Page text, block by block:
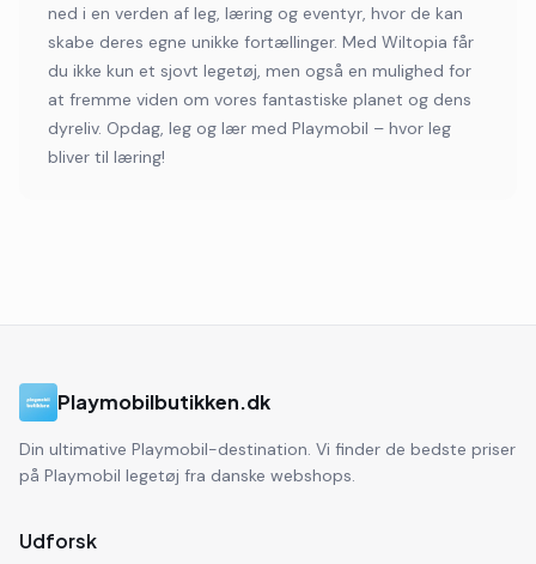
ned i en verden af leg, læring og eventyr, hvor de kan
skabe deres egne unikke fortællinger. Med Wiltopia får
du ikke kun et sjovt legetøj, men også en mulighed for
at fremme viden om vores fantastiske planet og dens
dyreliv. Opdag, leg og lær med Playmobil – hvor leg
bliver til læring!
Playmobilbutikken.dk
Din ultimative Playmobil-destination. Vi finder de bedste priser
på Playmobil legetøj fra danske webshops.
Udforsk